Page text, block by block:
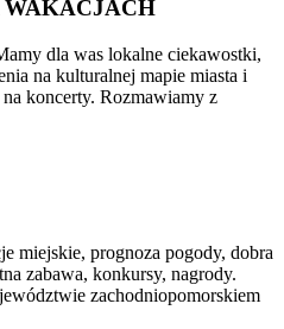
dla was lokalne ciekawostki,
na kulturalnej mapie miasta i
koncerty. Rozmawiamy z
miejskie, prognoza pogody, dobra
zabawa, konkursy, nagrody.
zachodniopomorskiem